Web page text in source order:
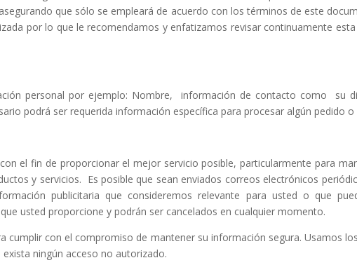
que sólo se empleará de acuerdo con los términos de este
por lo que le recomendamos y enfatizamos revisar continuamente
personal por ejemplo: Nombre, información de contacto como su
podrá ser requerida información específica para procesar algún pedido
el fin de proporcionar el mejor servicio posible, particularmente para
y servicios. Es posible que sean enviados correos electrónicos
publicitaria que consideremos relevante para usted o que
usted proporcione y podrán ser cancelados en cualquier momento.
cumplir con el compromiso de mantener su información segura. Usamos
ningún acceso no autorizado.